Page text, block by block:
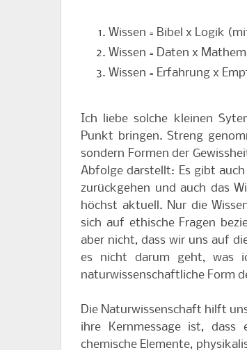
Wissen = Bibel x Logik
Wissen = Daten x
Wissen = Erfahrung x
Ich liebe solche kleinen
Punkt bringen. Streng
sondern Formen der
Abfolge darstellt: Es gibt
zurückgehen und auch das
höchst aktuell. Nur die
sich auf ethische Fragen
aber nicht, dass wir uns auf
es nicht darum geht, was
naturwissenschaftliche Form
Die Naturwissenschaft hilft
ihre Kernmessage ist,
chemische Elemente,